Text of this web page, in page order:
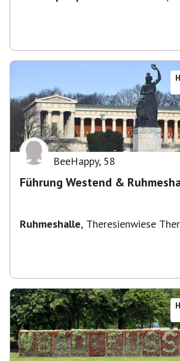
BeeHappy, 58
Führung Westend &
Ruhmeshalle, Theresienwiese